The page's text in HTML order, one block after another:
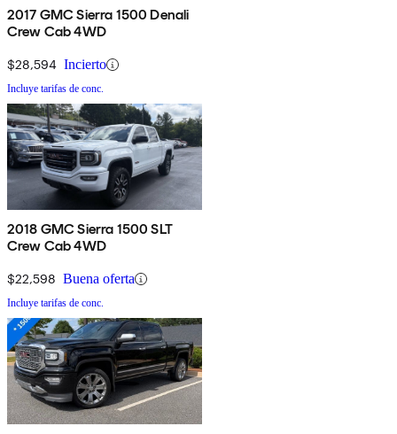
2017 GMC Sierra 1500 Denali
Crew Cab 4WD
$28,594 Incierto
Incluye tarifas de conc.
2018 GMC Sierra 1500 SLT
Crew Cab 4WD
$22,598 Buena oferta
Incluye tarifas de conc.